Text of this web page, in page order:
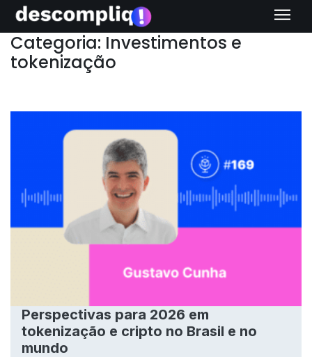
menu
Categoria: Investimentos e
tokenização
Perspectivas para 2026 em
tokenização e cripto no Brasil e no
mundo